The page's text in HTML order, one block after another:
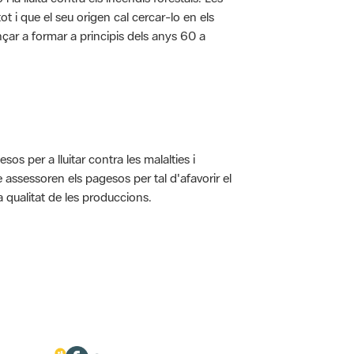
i que el seu origen cal cercar-lo en els
a formar a principis dels anys 60 a
per a lluitar contra les malalties i
els pagesos per tal d'afavorir el
qualitat de les produccions.